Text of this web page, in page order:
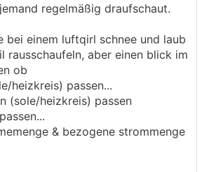
.
jemand regelmäßig draufschaut.
bei einem luftqirl schnee und laub
rausschaufeln, aber einen blick im
ob
heizkreis) passen...
(sole/heizkreis) passen
& bezogene strommenge